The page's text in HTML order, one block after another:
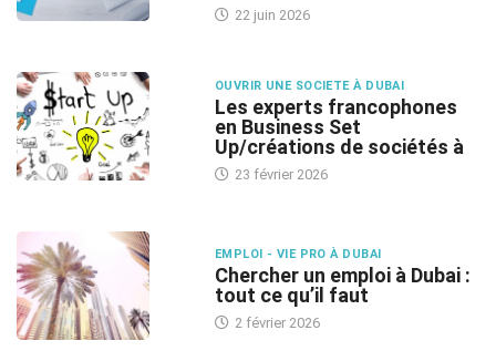
22 juin 2026
OUVRIR UNE SOCIETE À DUBAI
Les experts francophones
en Business Set
Up/créations de sociétés à
23 février 2026
EMPLOI - VIE PRO À DUBAI
Chercher un emploi à Dubai :
tout ce qu’il faut
2 février 2026